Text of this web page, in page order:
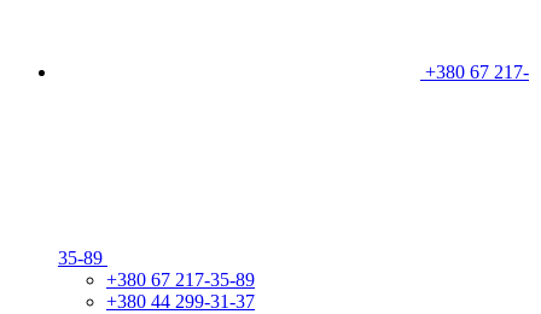
+380 67 217-
35-89
+380 67 217-35-89
+380 44 299-31-37